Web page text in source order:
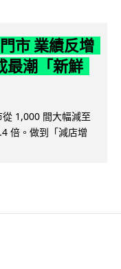
市 業績反增
最潮「新鮮
1,000 間大幅減至
倍。做到「減店增